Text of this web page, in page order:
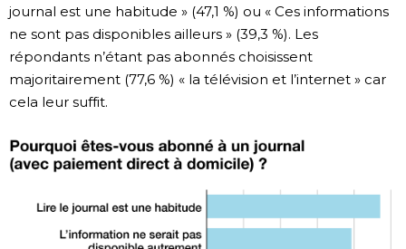
journal est une habitude » (47,1 %) ou « Ces informations
ne sont pas disponibles ailleurs » (39,3 %). Les
répondants n’étant pas abonnés choisissent
majoritairement (77,6 %) « la télévision et l’internet » car
cela leur suffit.